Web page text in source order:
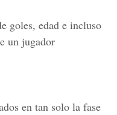
goles, edad e incluso
un jugador
en tan solo la fase